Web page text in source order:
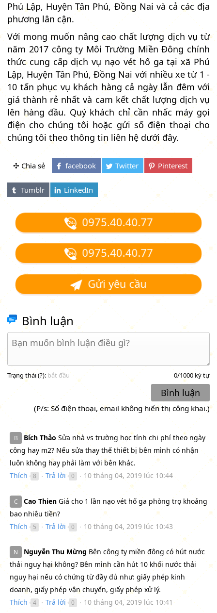
Phú Lập, Huyện Tân Phú, Đồng Nai và cả các địa
phương lân cận.
Với mong muốn nâng cao chất lượng dịch vụ từ
năm 2017 công ty Môi Trường Miền Đông chính
thức cung cấp dịch vụ nạo vét hố ga tại xã Phú
Lập, Huyện Tân Phú, Đồng Nai với nhiều xe từ 1 -
10 tấn phục vụ khách hàng cả ngày lẫn đêm với
giá thành rẻ nhất và cam kết chất lượng dịch vụ
lên hàng đầu. Quý khách chỉ cần nhấc máy gọi
điện cho chúng tôi hoặc gửi số điện thoại cho
chúng tôi theo thông tin liên hệ dưới đây.
✣ Chia sẻ
0975.40.40.77
0975.40.40.77
Gửi yêu cầu
Bình luận
Trạng thái (?): bắt đầu 0/1000 ký tự
Bình luận
(P/s: Số điện thoại, email không hiển thị công khai.)
B Bích Thảo Sửa nhà vs trường học tính chi phí theo ngày
công hay m2? Nếu sửa thay thế thiết bị bên mình có nhận
luôn không hay phải làm với bên khác.
Thích
8 ● Trả lời 0 ● 10 tháng 04, 2019 lúc 10:44
C Cao Thien Giá cho 1 lần nạo vét hố ga phòng trọ khoảng
bao nhiêu tiền?
Thích
5 ● Trả lời 0 ● 10 tháng 04, 2019 lúc 10:43
N Nguyễn Thu Mừng Bên công ty miền đông có hút nước
thải nguy hại không? Bên mình cần hút 10 khối nước thải
nguy hại nếu có chứng từ đầy đủ như: giấy phép kinh
doanh, giấy phép vận chuyển, giấy phép xử lý.
Thích
4 ● Trả lời 0 ● 10 tháng 04, 2019 lúc 10:41